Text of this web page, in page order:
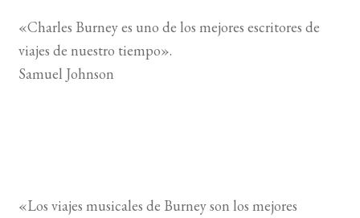
«Charles Burney es uno de los mejores escritores de
viajes de nuestro tiempo».
Samuel Johnson
«Los viajes musicales de Burney son los mejores